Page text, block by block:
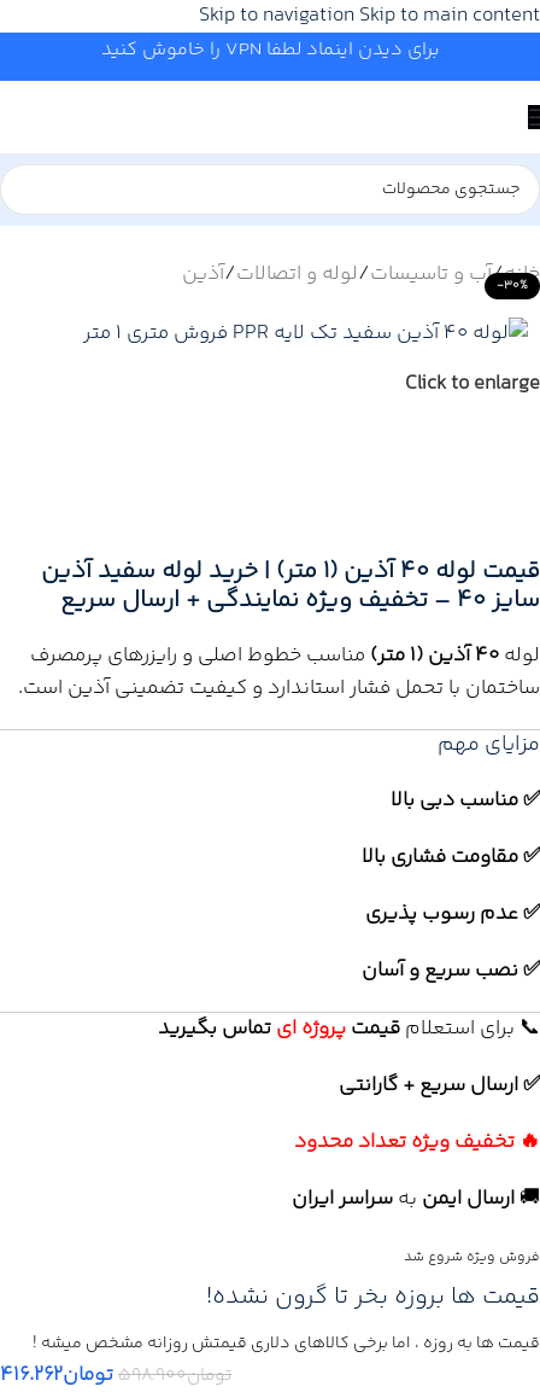
Skip to navigation Skip to main content
برای دیدن اینماد لطفا VPN را خاموش کنید
خانه/آب و تاسیسات/لوله و اتصالات/آذین -30%
Click to enlarge
قیمت لوله 40 آذین (1 متر) | خرید لوله سفید آذین
سایز 40 – تخفیف ویژه نمایندگی + ارسال سریع
لوله40 آذین (1 متر)
مناسب خطوط اصلی و رایزرهای پرمصرف
ساختمان با تحمل فشار استاندارد و کیفیت تضمینی آذین است.
مزایای مهم
✅ مناسب دبی بالا
✅ مقاومت فشاری بالا
✅ عدم رسوب پذیری
✅ نصب سریع و آسان
📞 برای استعلامقیمتپروژه ایتماس بگیرید
✅ ارسال سریع + گارانتی
🔥 تخفیف ویژه تعداد محدود
🚚ارسال ایمن بهسراسر ایران
فروش ویژه شروع شد
قیمت ها بروزه بخر تا گرون نشده!
قیمت ها به روزه ، اما برخی کالاهای دلاری قیمتش روزانه مشخص میشه !
تومان۵۹۸.۹۰۰تومان۴۱۶.۲۶۲